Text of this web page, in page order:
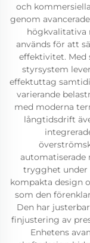
och
genom
högkvalitativa
används för att
effektivitet. Med
styrsystem
effektuttag
varierande
med moderna
långtidsdrift
automatiserade
trygghet under
kompakta design
som den
Den har
finjustering av
Enhetens